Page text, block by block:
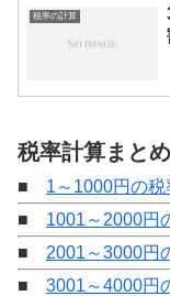
税率の計算
税率計算まとめ
■ 1～1000円の税
■ 1001～2000円
■ 2001～3000円
■ 3001～4000円